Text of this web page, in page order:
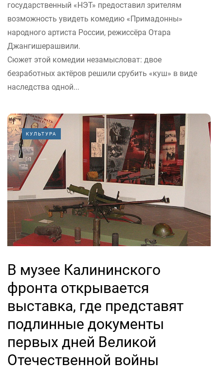
государственный «НЭТ» предоставил зрителям
возможность увидеть комедию «Примадонны»
народного артиста России, режиссёра Отара
Джангишерашвили.
Сюжет этой комедии незамысловат: двое
безработных актёров решили срубить «куш» в виде
наследства одной...
КУЛЬТУРА
В музее Калининского
фронта открывается
выставка, где представят
подлинные документы
первых дней Великой
Отечественной войны